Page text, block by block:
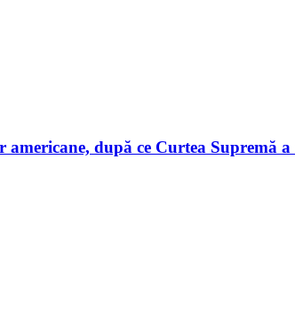
după ce Curtea Supremă a